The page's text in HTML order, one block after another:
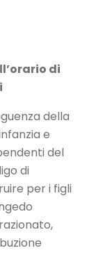
di
della
e
del
di
per i figli